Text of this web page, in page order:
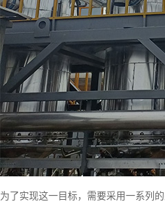
为了实现这一目标，需要采用一系列